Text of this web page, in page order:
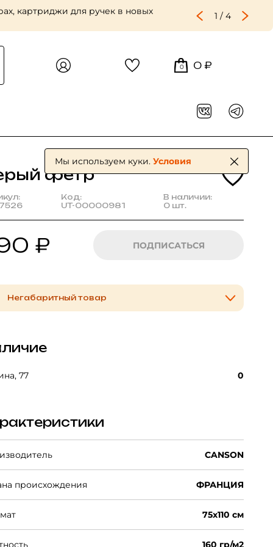
картриджи для ручек в новых 1 / 4
0 0 ₽
фетр
Код:
UT-00000981
В наличии:
0 шт.
₽ ПОДПИСАТЬСЯ
Негабаритный товар
77 0
CANSON
происхождения ФРАНЦИЯ
75x110 см
160 гр/м2
Мы используем куки. Условия